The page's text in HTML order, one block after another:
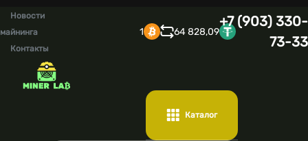
Новости
майнинга
Контакты
1 64 828,09
+7 (903) 330-
73-33
Каталог